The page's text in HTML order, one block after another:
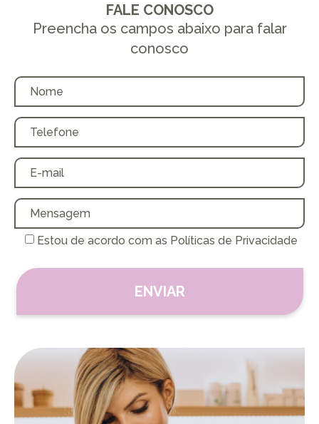
FALE CONOSCO
Preencha os campos abaixo para falar
conosco
Estou de acordo com as Políticas de Privacidade
ENVIAR